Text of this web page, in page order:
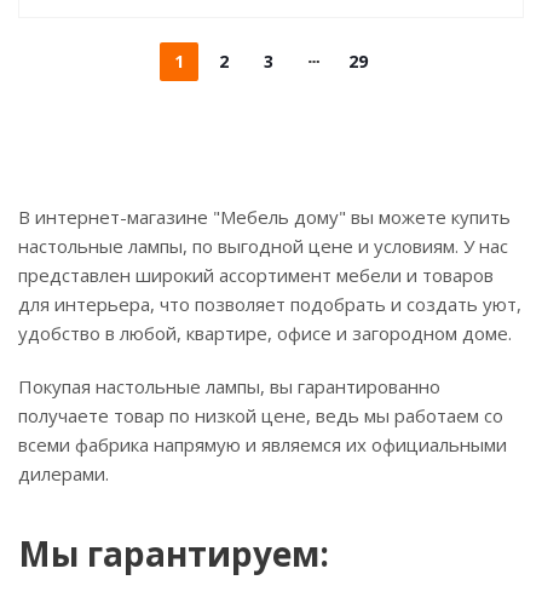
1 2 3 29
В интернет-магазине "Мебель дому" вы можете купить
настольные лампы, по выгодной цене и условиям. У нас
представлен широкий ассортимент мебели и товаров
для интерьера, что позволяет подобрать и создать уют,
удобство в любой, квартире, офисе и загородном доме.
Покупая настольные лампы, вы гарантированно
получаете товар по низкой цене, ведь мы работаем со
всеми фабрика напрямую и являемся их официальными
дилерами.
Мы гарантируем: